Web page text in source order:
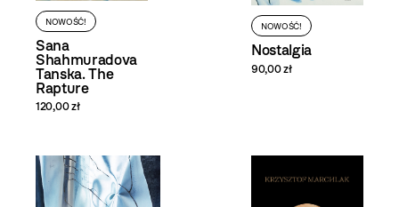
NOWOŚĆ!
Sana
Shahmuradova
Tanska. The
Rapture
120,00 zł
NOWOŚĆ!
Nostalgia
90,00 zł